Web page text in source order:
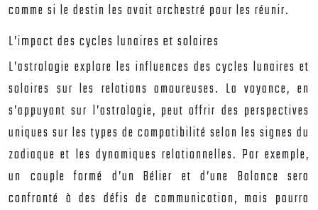
comme si le destin les avait orchestré pour les réunir.
L’impact des cycles lunaires et solaires
L’astrologie explore les influences des cycles lunaires et
solaires sur les relations amoureuses. La voyance, en
s’appuyant sur l’astrologie, peut offrir des perspectives
uniques sur les types de compatibilité selon les signes du
zodiaque et les dynamiques relationnelles. Par exemple,
un couple formé d’un Bélier et d’une Balance sera
confronté à des défis de communication, mais pourra